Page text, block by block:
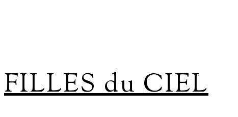
FILLES du CIEL